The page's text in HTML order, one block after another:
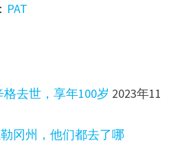
PAT
去世，享年100岁 2023年11
冈州，他们都去了哪